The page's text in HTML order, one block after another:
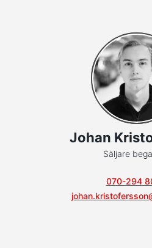
Johan
Säljare
070-294